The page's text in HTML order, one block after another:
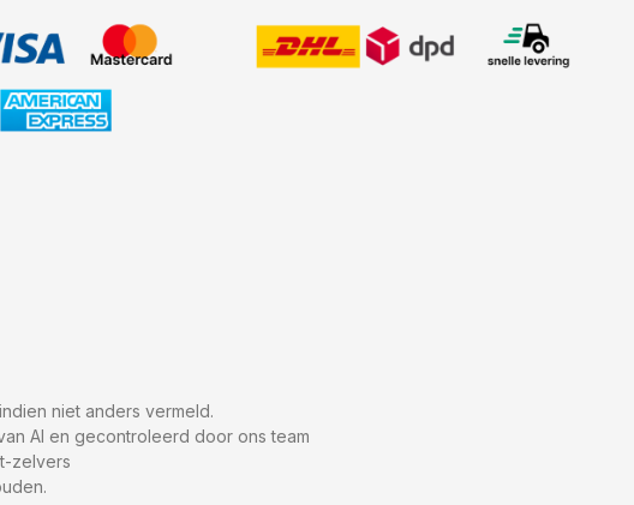
niet anders vermeld.
AI en gecontroleerd door ons team
zelvers